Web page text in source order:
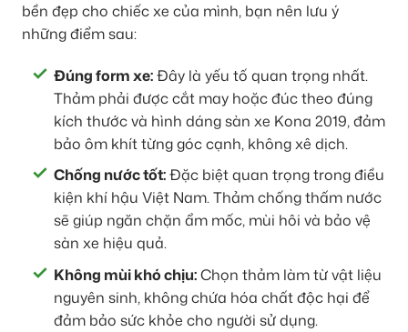
bền đẹp cho chiếc xe của mình, bạn nên lưu ý
những điểm sau:
Đúng form xe:Đây là yếu tố quan trọng nhất.
Thảm phải được cắt may hoặc đúc theo đúng
kích thước và hình dáng sàn xe Kona 2019, đảm
bảo ôm khít từng góc cạnh, không xê dịch.
Chống nước tốt:Đặc biệt quan trọng trong điều
kiện khí hậu Việt Nam. Thảm chống thấm nước
sẽ giúp ngăn chặn ẩm mốc, mùi hôi và bảo vệ
sàn xe hiệu quả.
Không mùi khó chịu:Chọn thảm làm từ vật liệu
nguyên sinh, không chứa hóa chất độc hại để
đảm bảo sức khỏe cho người sử dụng.